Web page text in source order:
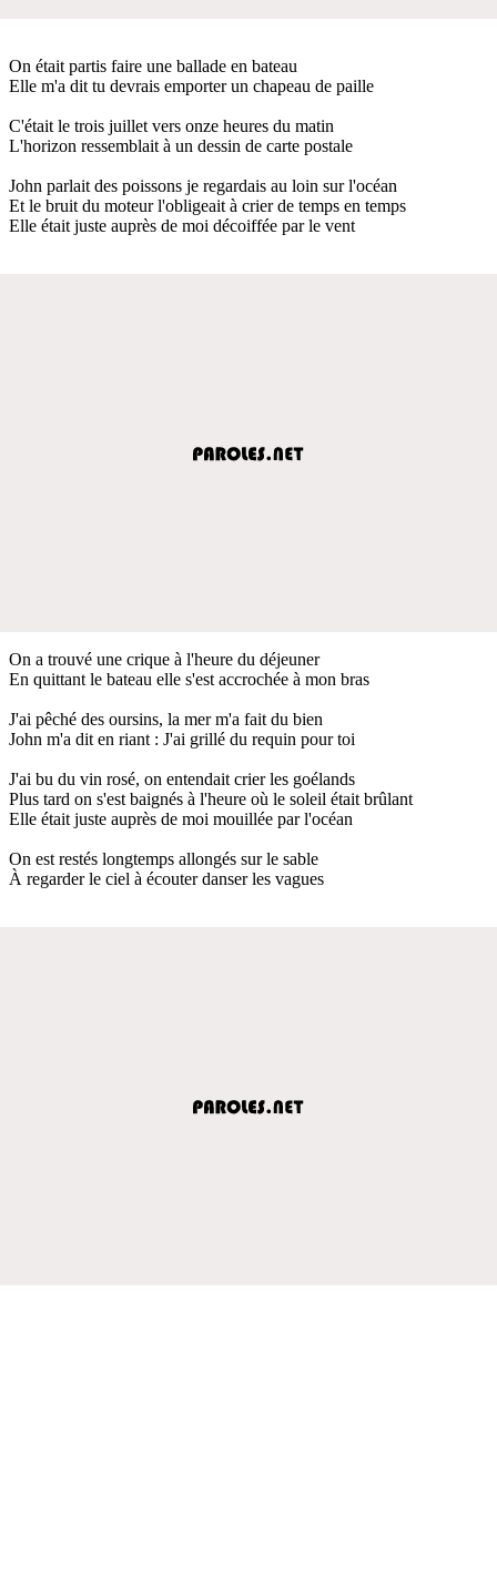
On était partis faire une ballade en bateau
Elle m'a dit tu devrais emporter un chapeau de paille
C'était le trois juillet vers onze heures du matin
L'horizon ressemblait à un dessin de carte postale
John parlait des poissons je regardais au loin sur l'océan
Et le bruit du moteur l'obligeait à crier de temps en temps
Elle était juste auprès de moi décoiffée par le vent
On a trouvé une crique à l'heure du déjeuner
En quittant le bateau elle s'est accrochée à mon bras
J'ai pêché des oursins, la mer m'a fait du bien
John m'a dit en riant : J'ai grillé du requin pour toi
J'ai bu du vin rosé, on entendait crier les goélands
Plus tard on s'est baignés à l'heure où le soleil était brûlant
Elle était juste auprès de moi mouillée par l'océan
On est restés longtemps allongés sur le sable
À regarder le ciel à écouter danser les vagues